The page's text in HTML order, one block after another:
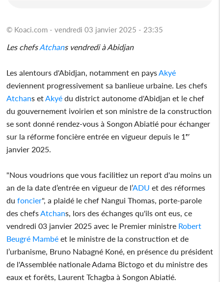
© Koaci.com - vendredi 03 janvier 2025 - 23:35
Les chefsAtchans vendredi à Abidjan
Les alentours d'Abidjan, notamment en pays Akyé
deviennent progressivement sa banlieue urbaine. Les chefs
Atchans et Akyé du district autonome d'Abidjan et le chef
du gouvernement ivoirien et son ministre de la construction
se sont donné rendez-vous à Songon Abiatié pour échanger
sur la réforme foncière entrée en vigueur depuis le 1ᵉʳ
janvier 2025.
"Nous voudrions que vous facilitiez un report d'au moins un
an de la date d’entrée en vigueur de l’ADU et des réformes
dufoncier", a plaidé le chef Nangui Thomas, porte-parole
des chefs Atchans, lors des échanges qu'ils ont eus, ce
vendredi 03 janvier 2025 avec le Premier ministre Robert
Beugré Mambé et le ministre de la construction et de
l’urbanisme, Bruno Nabagné Koné, en présence du président
de l'Assemblée nationale Adama Bictogo et du ministre des
eaux et forêts, Laurent Tchagba à Songon Abiatié.